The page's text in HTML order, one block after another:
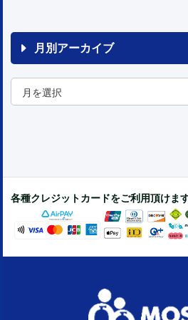
月別アーカイブ
各種クレジットカードをご利用頂けます